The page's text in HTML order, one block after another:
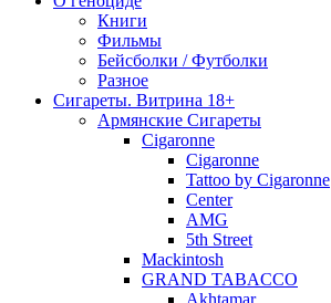
Книги
Фильмы
Бейсболки / Футболки
Разное
Сигареты. Витрина 18+
Армянские Сигареты
Cigaronne
Cigaronne
Tattoo by Cigaronne
Center
AMG
5th Street
Mackintosh
GRAND TABACCO
Akhtamar